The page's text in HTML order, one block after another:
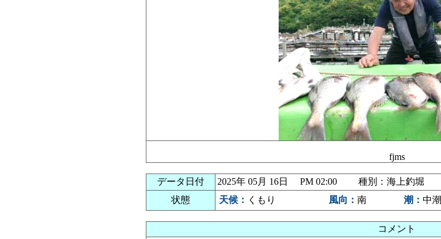
fjms
データ日付
2025年 05月 16日 PM 02:00 種別：海上釣堀
状態
天候： くもり 風向： 南 潮： 中潮
コメント